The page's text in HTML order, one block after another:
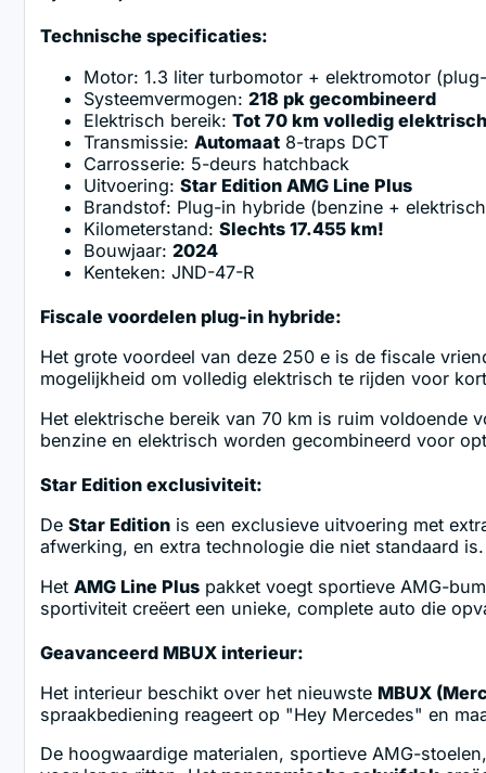
Technische specificaties:
Motor: 1.3 liter turbomotor + elektromotor
Systeemvermogen: 218 pk gecombineerd
Elektrisch bereik: Tot 70 km volledig elektrisch
Transmissie: Automaat8-traps DCT
Carrosserie: 5-deurs hatchback
Uitvoering: Star Edition AMG Line Plus
Brandstof: Plug-in hybride (benzine +
Kilometerstand: Slechts 17.455 km!
Bouwjaar: 2024
Kenteken: JND-47-R
Fiscale voordelen plug-in hybride:
Het grote voordeel van deze 250 e is de fiscale
mogelijkheid om volledig elektrisch te rijden voor
Het elektrische bereik van 70 km is ruim voldoende
benzine en elektrisch worden gecombineerd voor
Star Edition exclusiviteit:
De Star Editionis een exclusieve uitvoering met
afwerking, en extra technologie die niet standaard
Het AMG Line Pluspakket voegt sportieve AMG-
sportiviteit creëert een unieke, complete auto die
Geavanceerd MBUX interieur:
Het interieur beschikt over het nieuwste MBUX
spraakbediening reageert op "Hey Mercedes" en
De hoogwaardige materialen, sportieve AMG-